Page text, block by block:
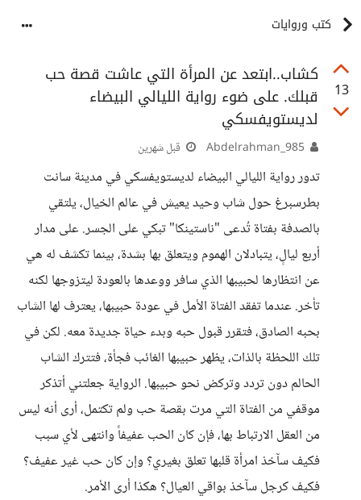
كتب وروايات
13
كشاب..ابتعد عن المرأة التي عاشت قصة حب
قبلك. على ضوء رواية الليالي البيضاء
لديستويفسكي
قبل شهرين
تدور رواية الليالي البيضاء لديستويفسكي في مدينة سانت
بطرسبرغ حول شاب وحيد يعيش في عالم الخيال، يلتقي
بالصدفة بفتاة تُدعى "ناستينكا" تبكي على الجسر. على مدار
أربع ليالٍ، يتبادلان الهموم ويتعلق بها بشدة، بينما تكشف له هي
عن انتظارها لحبيبها الذي سافر ووعدها بالعودة ليتزوجها لكنه
تأخر. عندما تفقد الفتاة الأمل في عودة حبيبها، يعترف لها الشاب
بحبه الصادق، فتقرر قبول حبه وبدء حياة جديدة معه. لكن في
تلك اللحظة بالذات، يظهر حبيبها الغائب فجأة، فتترك الشاب
الحالم دون تردد وتركض نحو حبيبها. الرواية جعلتني أتذكر
موقفي من الفتاة التي مرت بقصة حب ولم تكتمل، أرى أنه ليس
من العقل الارتباط بها، فإن كان الحب عفيفاً وانتهى لأي سبب
فكيف سآخذ امرأة قلبها تعلق بغيري؟ وإن كان حب غير عفيف؟
فكيف كرجل سآخذ بواقي العيال؟ هكذا أرى الأمر.